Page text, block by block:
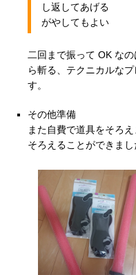
し返してあげる
がやしてもよい
二回まで振って OK な
ら斬る、テクニカルな
す。
その他準備
また自費で道具をそろ
そろえることができまし